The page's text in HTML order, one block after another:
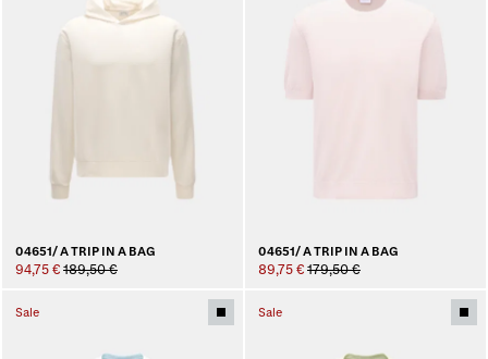
04651/ A TRIP IN A BAG
94,75 € 189,50 €
04651/ A TRIP IN A BAG
89,75 € 179,50 €
Sale Sale